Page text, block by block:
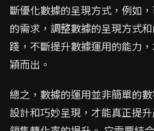
斷優化數據的呈現方式，例如
的需求，調整數據的呈現方式
踐，不斷提升數據運用的能力
穎而出。
總之，數據的運用並非簡單的
設計和巧妙呈現，才能真正提